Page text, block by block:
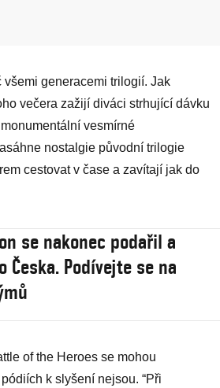
generacemi trilogií. Jak
večera zažijí diváci strhující dávku
vesmírné
nostalgie původní trilogie
cestovat v čase a zavítají jak do
se nakonec podařil a
Podívejte se na
of the Heroes se mohou
k slyšení nejsou. “Při